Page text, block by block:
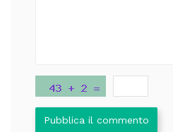
Pubblica il commento